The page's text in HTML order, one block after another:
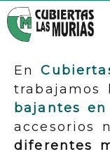
En
trabajamos
bajantes
accesorios
diferentes